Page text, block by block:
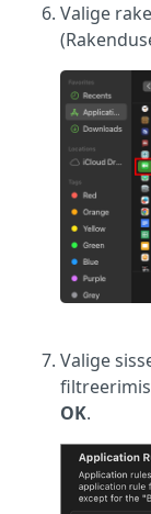
Valige
Valige
OK.